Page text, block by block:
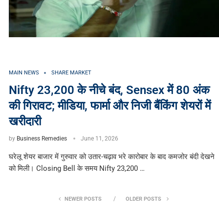
MAIN NEWS SHARE MARKET
Nifty 23,200 के नीचे बंद, Sensex में 80 अंक
की गिरावट; मीडिया, फार्मा और निजी बैंकिंग शेयरों में
खरीदारी
by Business Remedies June 11, 2026
घरेलू शेयर बाजार में गुरुवार को उतार-चढ़ाव भरे कारोबार के बाद कमजोर बंदी देखने
को मिली। Closing Bell के समय Nifty 23,200 …
NEWER POSTS OLDER POSTS